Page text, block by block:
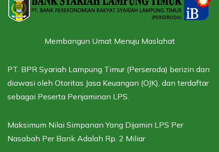
Membangun Umat Menuju Maslahat
PT. BPR Syariah Lampung Timur (Perseroda) berizin dan
diawasi oleh Otoritas Jasa Keuangan (OJK), dan terdaftar
sebagai Peserta Penjaminan LPS.
Maksimum Nilai Simpanan Yang Dijamin LPS Per
Nasabah Per Bank Adalah Rp. 2 Miliar